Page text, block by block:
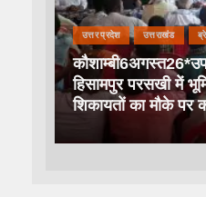
उत्तर प्रदेश उत्तराखंड
हिसामपुर परसखी में
शिकायतों का मौके पर